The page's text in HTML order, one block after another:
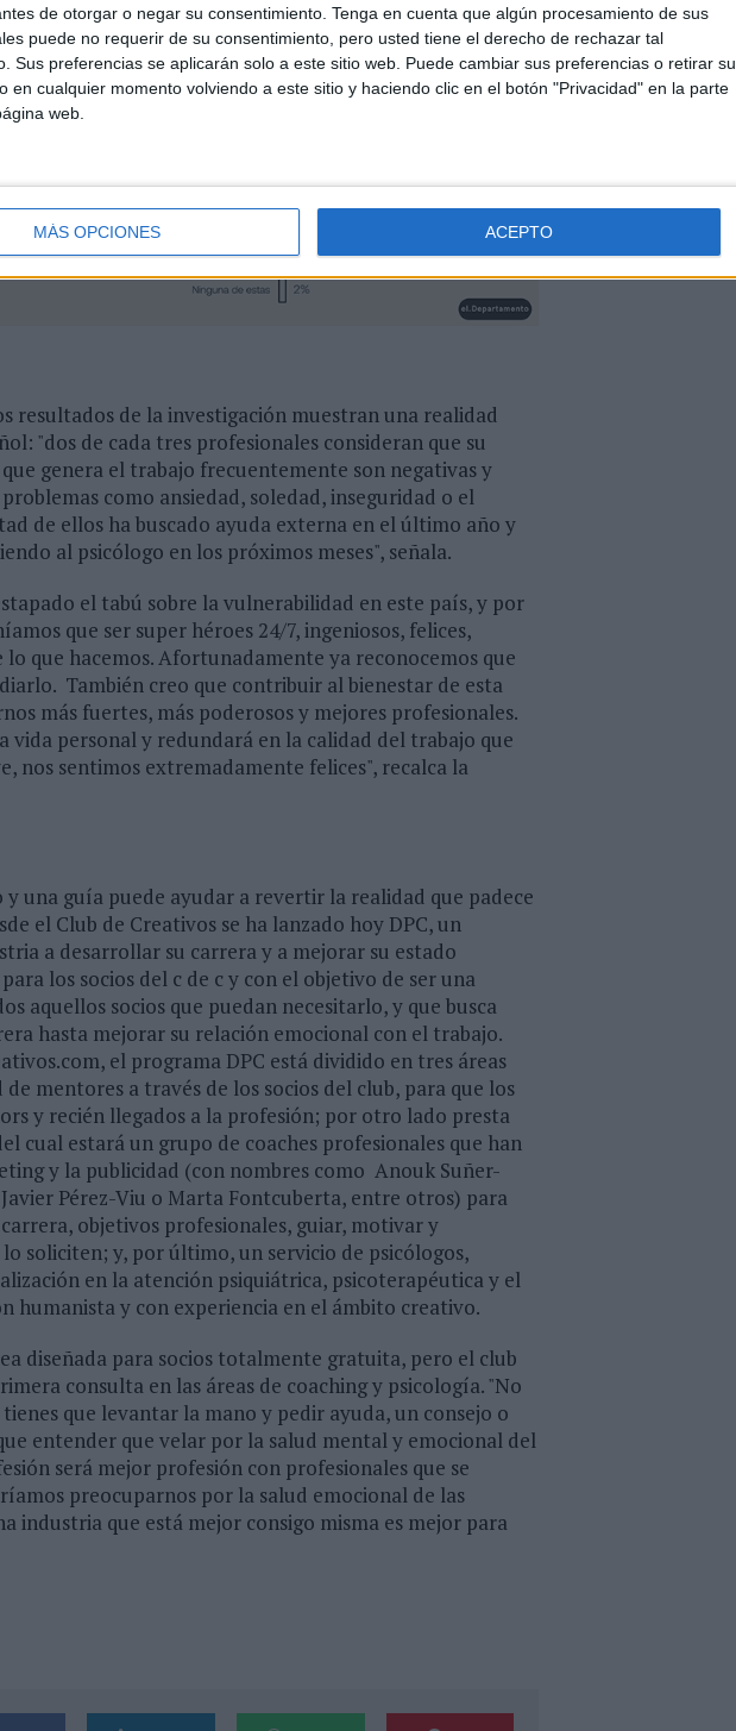
de otorgar o negar su consentimiento. Tenga en cuenta que algún procesamiento de sus
puede no requerir de su consentimiento, pero usted tiene el derecho de rechazar tal
Sus preferencias se aplicarán solo a este sitio web. Puede cambiar sus preferencias o retirar su
en cualquier momento volviendo a este sitio y haciendo clic en el botón "Privacidad" en la parte
web.
MÁS OPCIONES ACEPTO
resultados de la investigación muestran una realidad
"dos de cada tres profesionales consideran que su
genera el trabajo frecuentemente son negativas y
como ansiedad, soledad, inseguridad o el
de ellos ha buscado ayuda externa en el último año y
al psicólogo en los próximos meses", señala.
el tabú sobre la vulnerabilidad en este país, y por
que ser super héroes 24/7, ingeniosos, felices,
que hacemos. Afortunadamente ya reconocemos que
También creo que contribuir al bienestar de esta
más fuertes, más poderosos y mejores profesionales.
vida personal y redundará en la calidad del trabajo que
nos sentimos extremadamente felices", recalca la
una guía puede ayudar a revertir la realidad que padece
el Club de Creativos se ha lanzado hoy DPC, un
a desarrollar su carrera y a mejorar su estado
los socios del c de c y con el objetivo de ser una
aquellos socios que puedan necesitarlo, y que busca
hasta mejorar su relación emocional con el trabajo.
el programa DPC está dividido en tres áreas
mentores a través de los socios del club, para que los
y recién llegados a la profesión; por otro lado presta
cual estará un grupo de coaches profesionales que han
y la publicidad (con nombres como Anouk Suñer-
Pérez-Viu o Marta Fontcuberta, entre otros) para
objetivos profesionales, guiar, motivar y
soliciten; y, por último, un servicio de psicólogos,
en la atención psiquiátrica, psicoterapéutica y el
humanista y con experiencia en el ámbito creativo.
diseñada para socios totalmente gratuita, pero el club
consulta en las áreas de coaching y psicología. "No
que levantar la mano y pedir ayuda, un consejo o
entender que velar por la salud mental y emocional del
será mejor profesión con profesionales que se
preocuparnos por la salud emocional de las
industria que está mejor consigo misma es mejor para